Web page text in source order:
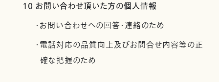
10 お問い合わせ頂いた方の個人情報
・お問い合わせへの回答・連絡のため
・電話対応の品質向上及びお問合せ内容等の正
確な把握のため